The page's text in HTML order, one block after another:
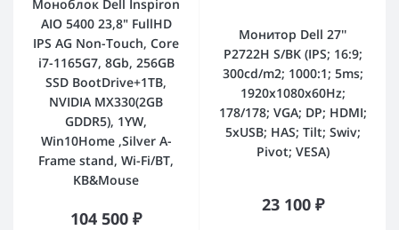
Моноблок Dell Inspiron
AIO 5400 23,8" FullHD
IPS AG Non-Touch, Core
i7-1165G7, 8Gb, 256GB
SSD BootDrive+1TB,
NVIDIA MX330(2GB
GDDR5), 1YW,
Win10Home ,Silver A-
Frame stand, Wi-Fi/BT,
KB&Mouse
104 500 ₽
Монитор Dell 27''
P2722H S/BK (IPS; 16:9;
300cd/m2; 1000:1; 5ms;
1920x1080x60Hz;
178/178; VGA; DP; HDMI;
5xUSB; HAS; Tilt; Swiv;
Pivot; VESA)
23 100 ₽